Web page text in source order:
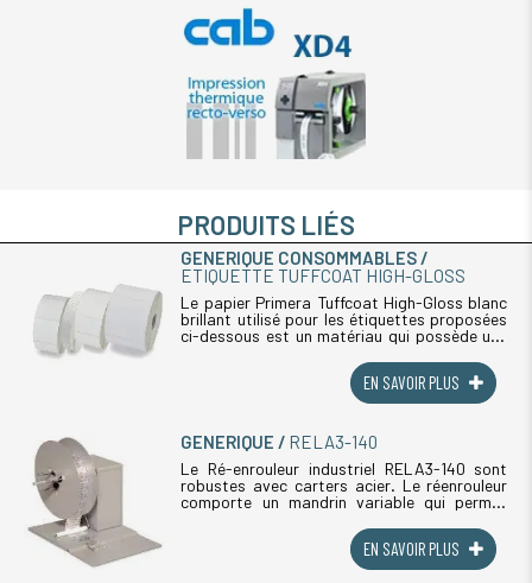
PRODUITS LIÉS
GENERIQUE CONSOMMABLES
ETIQUETTE TUFFCOAT HIGH-GLOSS
Le papier Primera Tuffcoat High-Gloss blanc
brillant utilisé pour les étiquettes proposées
ci-dessous est un matériau qui possède une
EN SAVOIR PLUS
GENERIQUE RELA3-140
Le Ré-enrouleur industriel RELA3-140 sont
robustes avec carters acier. Le réenrouleur
comporte un mandrin variable qui permet
internes de 40 mm à 110 mm. Grâce (...)
EN SAVOIR PLUS